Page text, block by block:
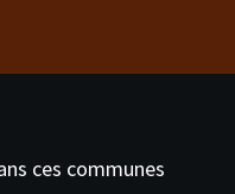
ces communes